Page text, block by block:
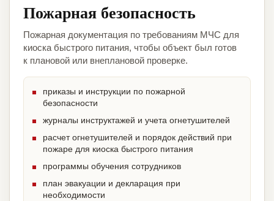
Пожарная безопасность
Пожарная документация по требованиям МЧС для
киоска быстрого питания, чтобы объект был готов
к плановой или внеплановой проверке.
приказы и инструкции по пожарной
безопасности
журналы инструктажей и учета огнетушителей
расчет огнетушителей и порядок действий при
пожаре для киоска быстрого питания
программы обучения сотрудников
план эвакуации и декларация при
необходимости